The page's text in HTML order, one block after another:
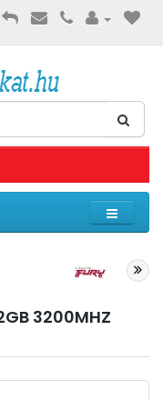
3200MHZ